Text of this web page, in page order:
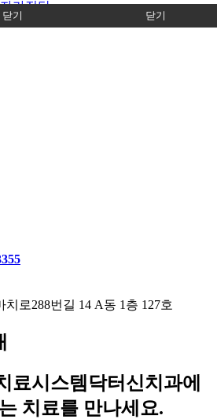
가진단
로288번길 14 A동 1층 127호
료시스템닥터신치과에
치료를 만나세요.
기 닫기